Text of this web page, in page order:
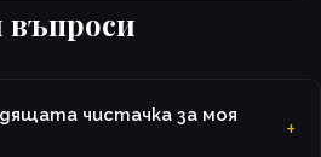
въпроси
чистачка за моя